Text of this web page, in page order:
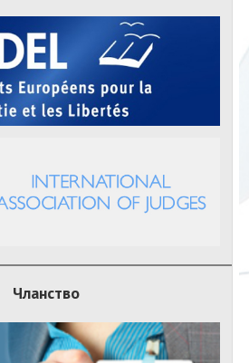
Чланство